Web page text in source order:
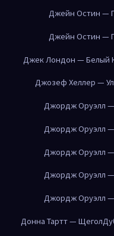
Джейн Остин —
Джейн Остин —
Джек Лондон — Белый
Джозеф Хеллер —
Джордж Оруэлл —
Джордж Оруэлл —
Джордж Оруэлл —
Джордж Оруэлл —
Джордж Оруэлл —
Донна Тартт — Щегол